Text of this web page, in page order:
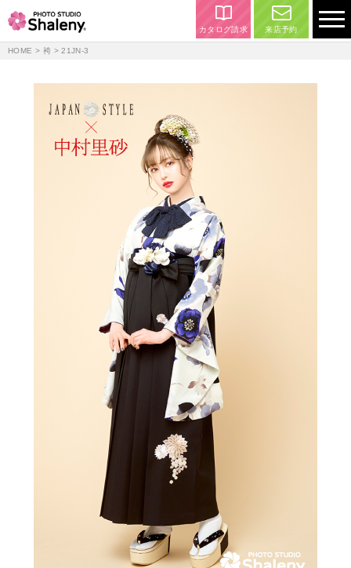
カタログ請求 来店予約
HOME > 袴 > 21JN-3